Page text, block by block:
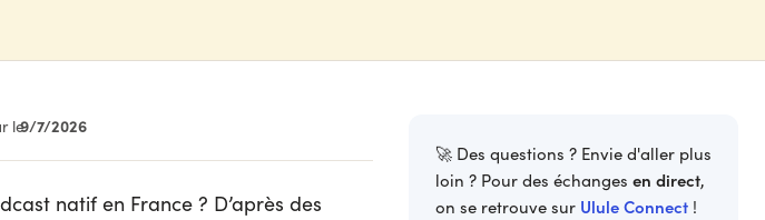
le9/7/2026
natif en France ? D’après des
🚀 Des questions ? Envie d'aller plus
loin ? Pour des échanges en direct,
on se retrouve sur Ulule Connect !